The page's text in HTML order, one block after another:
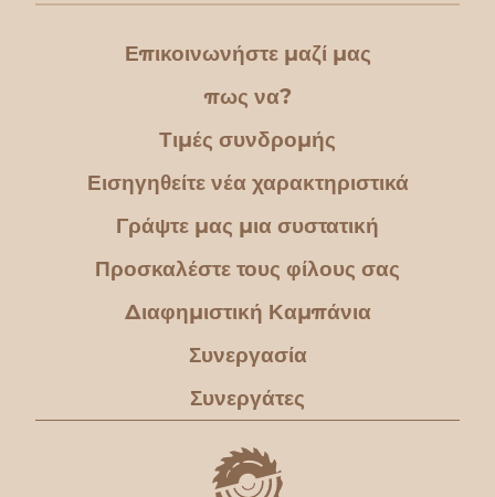
Επικοινωνήστε μαζί μας
πως να?
Τιμές συνδρομής
Εισηγηθείτε νέα χαρακτηριστικά
Γράψτε μας μια συστατική
Προσκαλέστε τους φίλους σας
Διαφημιστική Καμπάνια
Συνεργασία
Συνεργάτες